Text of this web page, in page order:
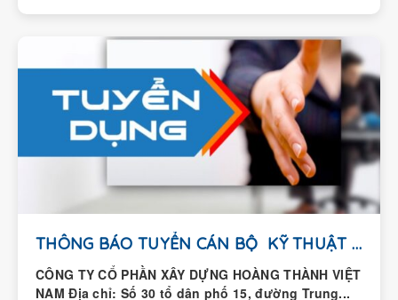
THÔNG BÁO TUYỂN CÁN BỘ KỸ THUẬT HIỆN...
CÔNG TY CỔ PHẦN XÂY DỰNG HOÀNG THÀNH VIỆT
NAM Địa chỉ: Số 30 tổ dân phố 15, đường Trung...